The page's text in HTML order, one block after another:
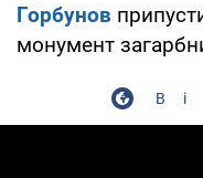
Горбунов
монумент